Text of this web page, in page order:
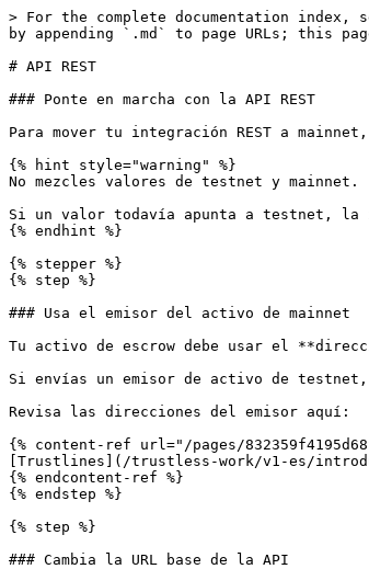
> For the complete documentation
by appending `.md` to page URLs; this
# API REST
### Ponte en marcha con la API REST
Para mover tu integración REST a
{% hint style="warning" %}
No mezcles valores de testnet y mainnet.
Si un valor todavía apunta a testnet, la
{% endhint %}
{% stepper %}
{% step %}
### Usa el emisor del activo de mainnet
Tu activo de escrow debe usar el
Si envías un emisor de activo de testnet,
Revisa las direcciones del emisor aquí:
{% content-ref url="/pages/
[Trustlines](/trustless-work/v1-es/
{% endcontent-ref %}
{% endstep %}
{% step %}
### Cambia la URL base de la API